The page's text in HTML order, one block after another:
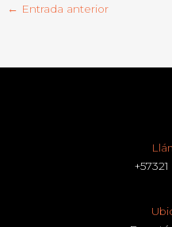
← Entrada anterior